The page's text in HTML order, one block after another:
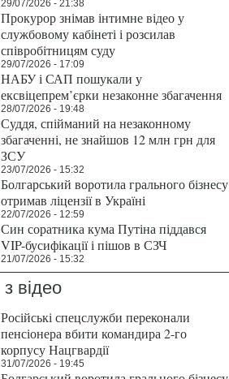
29/07/2026 - 21:38
Прокурор знімав інтимне відео у
службовому кабінеті і розсилав
співробітницям суду
29/07/2026 - 17:09
НАБУ і САП пошукали у
ексвіцепрем’єрки незаконне збагачення
28/07/2026 - 19:48
Суддя, спійманий на незаконному
збагаченні, не знайшов 12 млн грн для
ЗСУ
23/07/2026 - 15:32
Болгарський воротила грального бізнесу
отримав ліцензії в Україні
22/07/2026 - 12:59
Син соратника кума Путіна піддався
VIP-бусифікації і пішов в СЗЧ
21/07/2026 - 15:32
з відео
Російські спецслужби переконали
пенсіонера вбити командира 2-го
корпусу Нацгвардії
31/07/2026 - 19:45